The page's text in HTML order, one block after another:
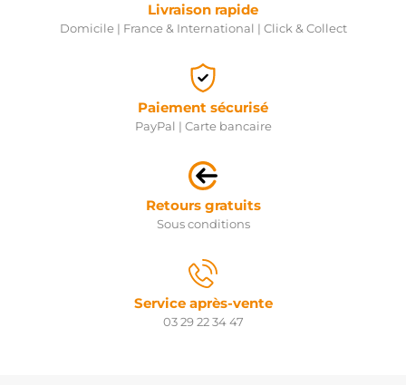
Livraison rapide
Domicile | France & International | Click & Collect
Paiement sécurisé
PayPal | Carte bancaire
Retours gratuits
Sous conditions
Service après-vente
03 29 22 34 47